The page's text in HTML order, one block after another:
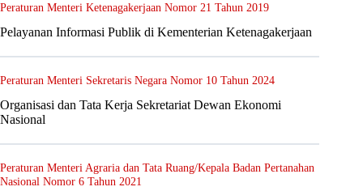
Peraturan Menteri Ketenagakerjaan Nomor 21 Tahun 2019
Pelayanan Informasi Publik di Kementerian Ketenagakerjaan
Peraturan Menteri Sekretaris Negara Nomor 10 Tahun 2024
Organisasi dan Tata Kerja Sekretariat Dewan Ekonomi
Nasional
Peraturan Menteri Agraria dan Tata Ruang/Kepala Badan Pertanahan
Nasional Nomor 6 Tahun 2021